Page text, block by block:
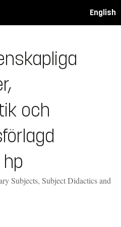
English
och
Subjects, Subject Didactics and